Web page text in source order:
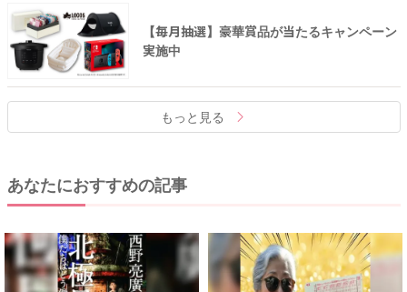
【毎月抽選】豪華賞品が当たるキャンペーン
実施中
もっと見る
あなたにおすすめの記事